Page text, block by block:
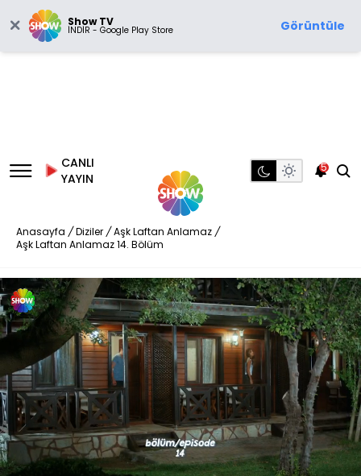
Show TV
İNDİR - Google Play Store Görüntüle
CANLI
YAYIN
5
Anasayfa / Diziler / Aşk Laftan Anlamaz /
Aşk Laftan Anlamaz 14. Bölüm
Sesi
Yüklendi:
0.03%
Oynatma